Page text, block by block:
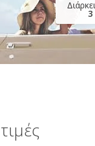
Hrvatski 3